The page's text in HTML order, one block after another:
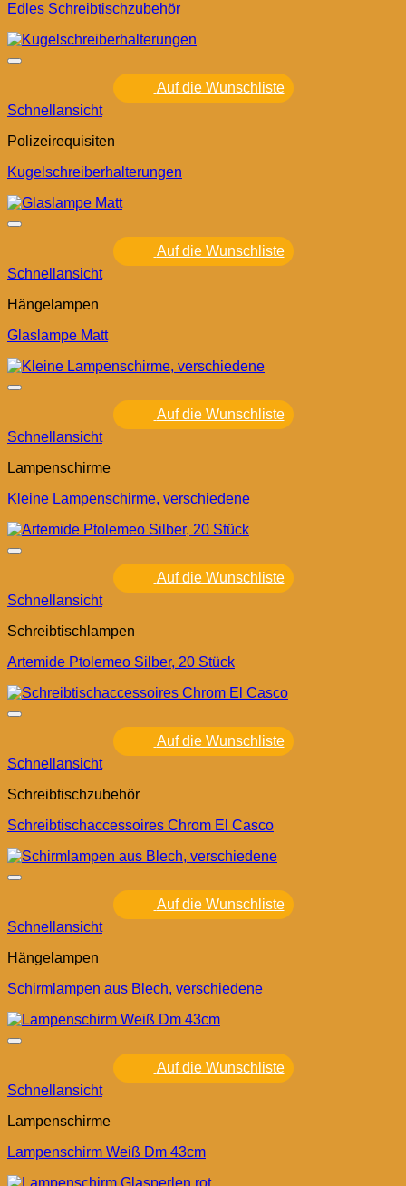
Edles Schreibtischzubehör
Auf die Wunschliste
Schnellansicht
Polizeirequisiten
Kugelschreiberhalterungen
Auf die Wunschliste
Schnellansicht
Hängelampen
Glaslampe Matt
Auf die Wunschliste
Schnellansicht
Lampenschirme
Kleine Lampenschirme, verschiedene
Auf die Wunschliste
Schnellansicht
Schreibtischlampen
Artemide Ptolemeo Silber, 20 Stück
Auf die Wunschliste
Schnellansicht
Schreibtischzubehör
Schreibtischaccessoires Chrom El Casco
Auf die Wunschliste
Schnellansicht
Hängelampen
Schirmlampen aus Blech, verschiedene
Auf die Wunschliste
Schnellansicht
Lampenschirme
Lampenschirm Weiß Dm 43cm